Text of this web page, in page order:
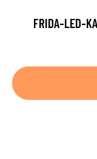
FRIDA-LED-